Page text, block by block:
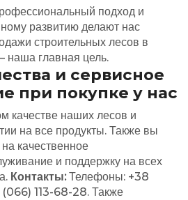
подход и
развитию делают нас
строительных лесов в
главная цель.
и сервисное
при покупке у нас
качестве наших лесов и
на все продукты. Также вы
качественное
и поддержку на всех
Контакты:Телефоны: +38
113-68-28. Также